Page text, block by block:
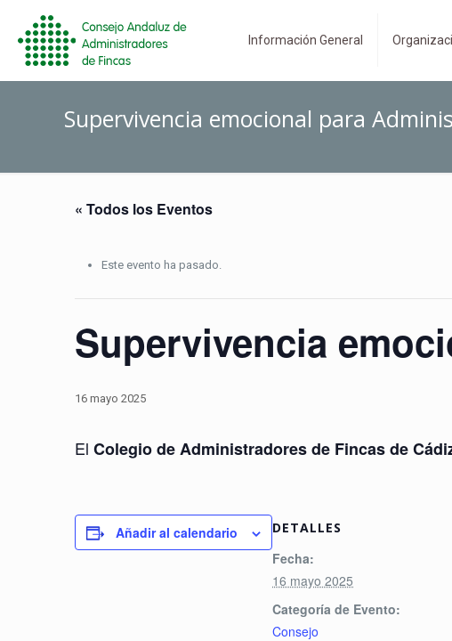
Información General
Supervivencia emocional para
« Todos los Eventos
Este evento ha pasado.
Supervivencia
16 mayo 2025
El Colegio de Administradores de Fincas de
Añadir al calendario DETALLES
Fecha:
16 mayo 2025
Categoría de Evento:
Consejo